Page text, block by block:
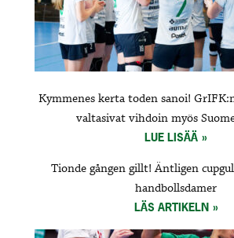
Kymmenes kerta toden sanoi!
valtasivat vihdoin myös
LUE LISÄÄ
Tionde gången gillt! Äntligen
handbollsdamer
LÄS ARTIKELN